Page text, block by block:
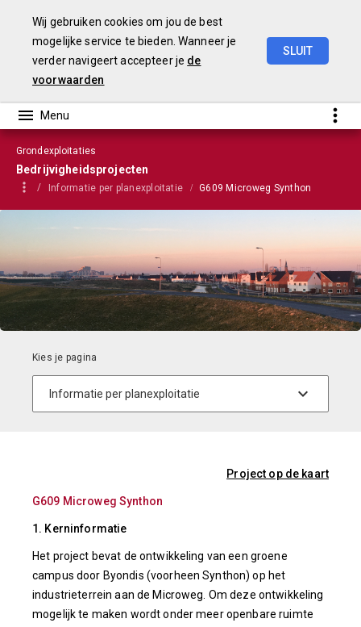
Wij gebruiken cookies om jou de best
mogelijke service te bieden. Wanneer je
verder navigeert accepteer je de
voorwaarden
SLUIT
Grondexploitaties
Bedrijvigheidsprojecten
Informatie per planexploitatie G609 Microweg Synthon
Project op de kaart
G609 Microweg Synthon
1. Kerninformatie
Het project bevat de ontwikkeling van een groene
campus door Byondis (voorheen Synthon) op het
industrieterrein aan de Microweg. Om deze ontwikkeling
mogelijk te maken wordt onder meer openbare ruimte